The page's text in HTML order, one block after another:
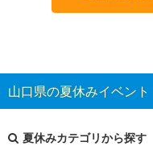
山口県の夏休みイベン
夏休みカテゴリから探す